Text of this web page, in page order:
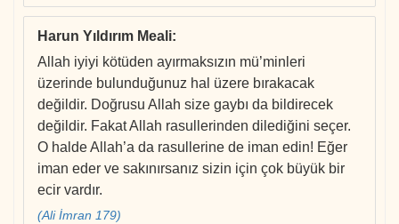
Harun Yıldırım Meali:
Allah iyiyi kötüden ayırmaksızın mü’minleri
üzerinde bulunduğunuz hal üzere bırakacak
değildir. Doğrusu Allah size gaybı da bildirecek
değildir. Fakat Allah rasullerinden dilediğini seçer.
O halde Allah’a da rasullerine de iman edin! Eğer
iman eder ve sakınırsanız sizin için çok büyük bir
ecir vardır.
(Ali İmran 179)